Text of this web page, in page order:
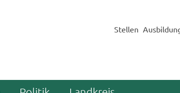
Stellen